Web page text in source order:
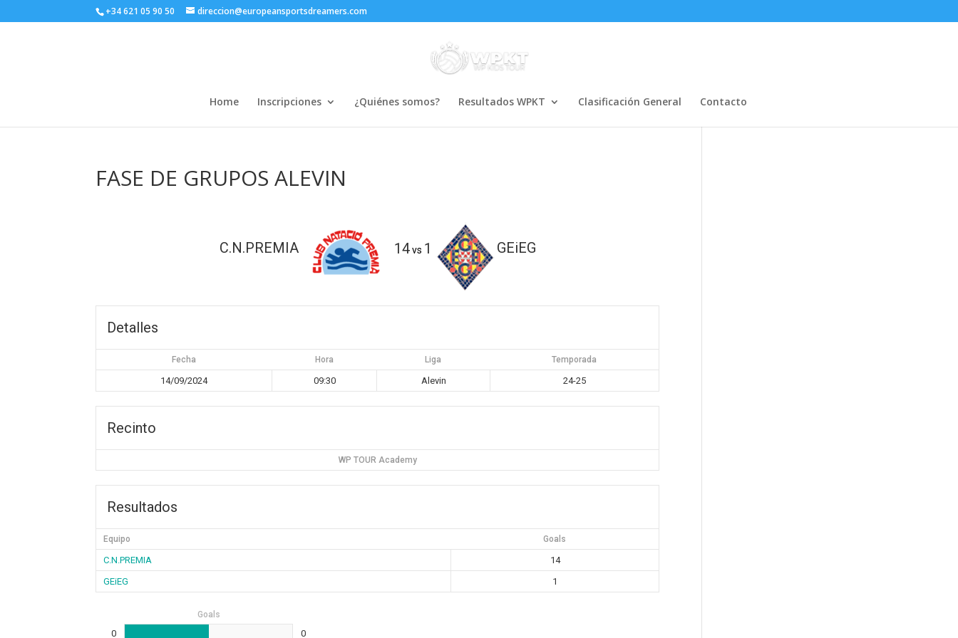
+34 621 05 90 50 direccion@europeansportsdreamers.com
Home Inscripciones ¿Quiénes somos? Resultados WPKT Clasificación General Contacto
FASE DE GRUPOS ALEVIN
C.N.PREMIA 14vs 1 GEiEG
Detalles
Fecha Hora Liga Temporada
14/09/2024 09:30 Alevin 24-25
Recinto
WP TOUR Academy
Resultados
Equipo Goals
C.N.PREMIA
14
GEiEG
1
Goals
0 0